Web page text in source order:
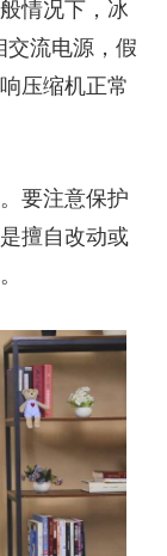
情况下，冰
交流电源，假
压缩机正常
要注意保护
擅自改动或